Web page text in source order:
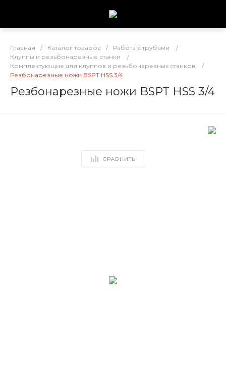
Главная / Каталог товаров / Работа с трубами
/
Клуппы и резьбонарезные станки
/
Комплектующие для клуппов и резьбонарезных станков
/
Резбонарезные ножи BSPT HSS 3/4
Резбонарезные ножи BSPT HSS 3/4
СРАВНИТЬ